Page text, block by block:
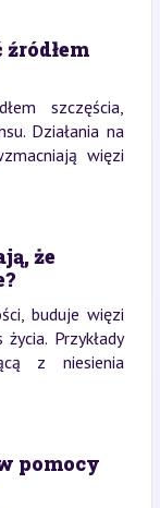
szczęścia,
Działania na
więzi
że
buduje więzi
Przykłady
z niesienia
pomocy